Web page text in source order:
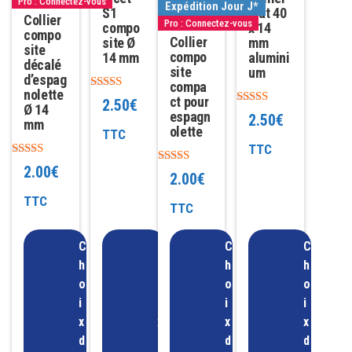
Collier
compo
site
décalé
d’espag
nolette
Ø 14
mm
Note
4.70
2.00€
TTC
C
h
o
i
x
d
être
choisies
sur
page
produit
S1
compo
site Ø
14 mm
Note
4.75
2.50€
TTC
x
être
choisies
sur
la
page
du
Expédition Jour J*
Pro : Connectez-vous
Collier
compo
site
compa
ct pour
espagn
olette
Note
5.00
2.00€
TTC
C
h
o
i
x
d
être
choisies
sur
page
produit
plat 40
x 14
mm
alumini
um
Note
5.00
2.50€
TTC
C
h
o
i
x
d
être
choisies
sur
du
produit